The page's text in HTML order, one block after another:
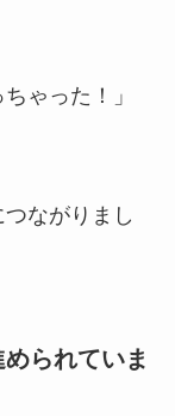
ゃった！」
ながりまし
られていま